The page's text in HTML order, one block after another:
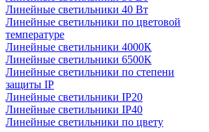
Линейные светильники 40 Вт
Линейные светильники по цветовой
температуре
Линейные светильники 4000К
Линейные светильники 6500К
Линейные светильники по степени
защиты IP
Линейные светильники IP20
Линейные светильники IP40
Линейные светильники по цвету